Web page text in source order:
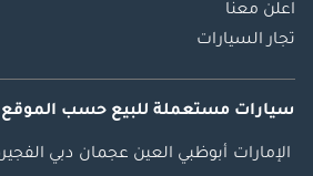
اعلن معنا
تجار السيارات
سيارات مستعملة للبيع حسب الموقع
الإمارات أبوظبي العين عجمان دبي